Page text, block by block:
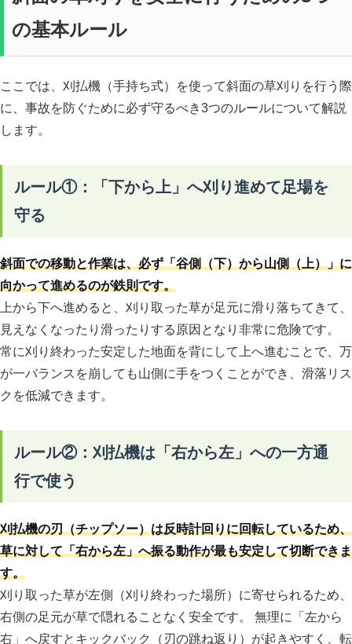
の基本ルール
ここでは、刈払機（手持ち式）を使って斜面の草刈りを行う際
に、事故を防ぐために必ず守るべき3つのルールについて解説
します。
ルール①：「下から上」へ刈り進めて足場を
守る
斜面での移動と作業は、必ず「谷側（下）から山側（上）」に
向かって進めるのが鉄則です。
上から下へ進めると、刈り取った草が足元に滑り落ちてきて、
見えなくなったり滑ったりする原因となり非常に危険です。
常に刈り終わった安定した地面を背にして上へ進むことで、万
が一バランスを崩しても山側に手をつくことができ、滑落リス
クを低減できます。
ルール②：刈払機は「右から左」への一方通
行で使う
刈払機の刃（チップソー）は反時計回りに回転しているため、
草に対して「右から左」へ振る動作が最も安定して切断できま
す。
刈り取った草が左側（刈り終わった場所）に寄せられるため、
右側の足元が草で隠れることなく安全です。 無理に「左から
右」へ戻すとキックバック（刃の跳ね返り）が起きやすく、転